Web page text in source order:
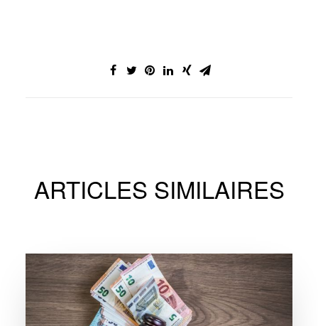
ARTICLES SIMILAIRES